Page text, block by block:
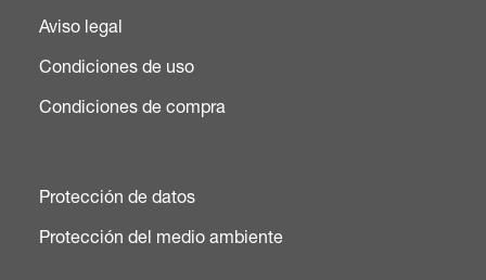
Aviso legal
Condiciones de uso
Condiciones de compra
Protección de datos
Protección del medio ambiente